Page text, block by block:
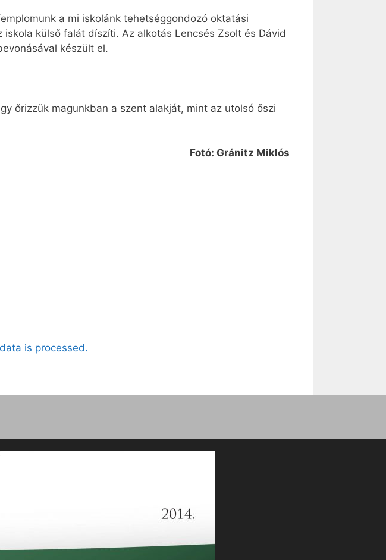
a mi iskolánk tehetséggondozó oktatási
külső falát díszíti. Az alkotás Lencsés Zsolt és Dávid
készült el.
őrizzük magunkban a szent alakját, mint az utolsó őszi
Fotó: Gránitz Miklós
is processed.